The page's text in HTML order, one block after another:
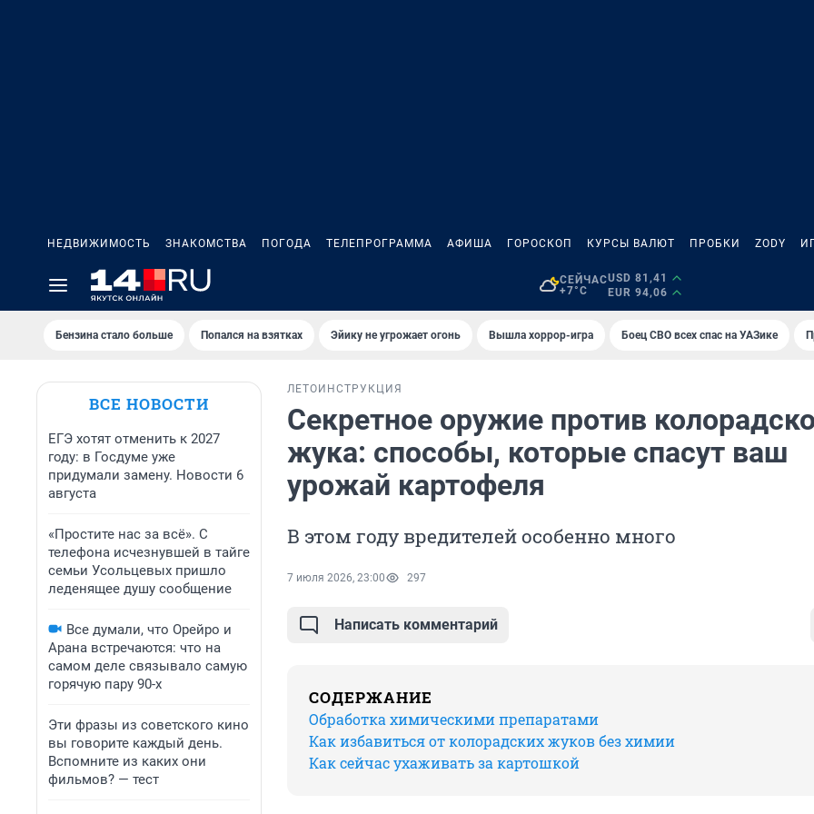
НЕДВИЖИМОСТЬ ЗНАКОМСТВА ПОГОДА ТЕЛЕПРОГРАММА АФИША ГОРОСКОП КУРСЫ ВАЛЮТ ПРОБКИ ZODY
СЕЙЧАС
+7°C
USD 81,41
EUR 94,06
Бензина стало больше Попался на взятках Эйику не угрожает огонь Вышла хоррор-игра Боец СВО всех спас на УАЗике
ВСЕ НОВОСТИ
ЕГЭ хотят отменить к 2027
году: в Госдуме уже
придумали замену. Новости 6
августа
«Простите нас за всё». С
телефона исчезнувшей в тайге
семьи Усольцевых пришло
леденящее душу сообщение
Все думали, что Орейро и
Арана встречаются: что на
самом деле связывало самую
горячую пару 90-х
Эти фразы из советского кино
вы говорите каждый день.
Вспомните из каких они
фильмов? — тест
ЛЕТО ИНСТРУКЦИЯ
Секретное оружие против
жука: способы, которые спасут ваш
урожай картофеля
В этом году вредителей особенно много
7 июля 2026, 23:00 297
Написать комментарий
СОДЕРЖАНИЕ
Обработка химическими препаратами
Как избавиться от колорадских жуков без химии
Как сейчас ухаживать за картошкой